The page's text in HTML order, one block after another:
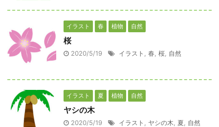
イラスト 春 植物 自然
桜
2020/5/19 イラスト 春 桜 自然
イラスト 夏 植物 自然
ヤシの木
2020/5/19 イラスト ヤシの木 夏 自然